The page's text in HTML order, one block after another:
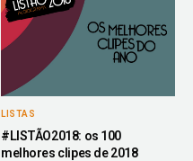
LISTAS
#LISTÃO2018: os 100
melhores clipes de 2018